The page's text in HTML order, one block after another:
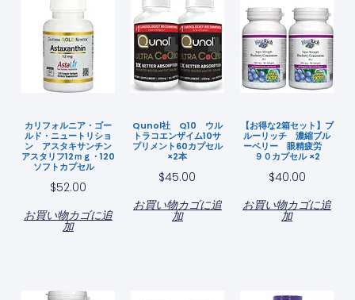
カリフォルニア・ゴー
ルド・ニュートリショ
ン アスタキサンチン
アスタリフ12ｍｇ・120
ソフトカプセル
$52.00
お買い物カゴに追
加
Qunol社 Q10 ウル
トラコエンザイム10サ
プリメント60カプセル
×2本
$45.00
お買い物カゴに追
加
【お得な2箱セット】ブ
ルーリッチ 濃縮ブル
ーベリー 眼精疲労
９０カプセル ×2
$40.00
お買い物カゴに追
加